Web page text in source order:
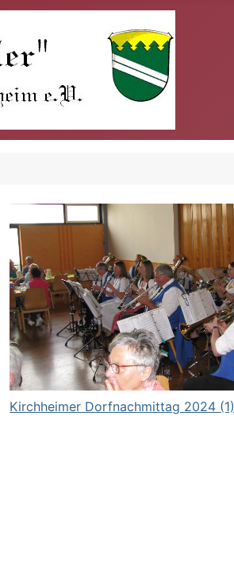
Kirchheimer Dorfnachmittag 2024 (1)